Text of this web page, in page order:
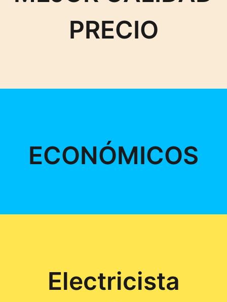
PRECIO
ECONÓMICOS
Electricista